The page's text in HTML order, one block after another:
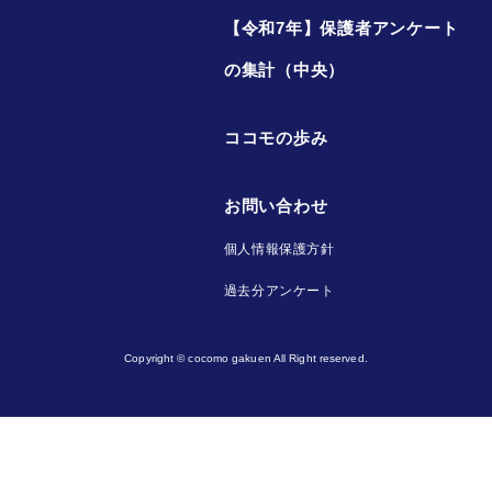
【令和7年】保護者アンケート
の集計（中央）
ココモの歩み
お問い合わせ
個人情報保護方針
過去分アンケート
Copyright © cocomo gakuen All Right reserved.